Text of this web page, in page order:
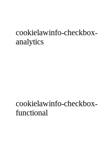
cookielawinfo-checkbox-
analytics
cookielawinfo-checkbox-
functional